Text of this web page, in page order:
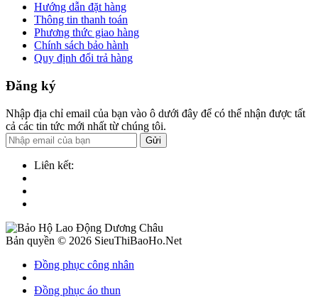
Hướng dẫn đặt hàng
Thông tin thanh toán
Phương thức giao hàng
Chính sách bảo hành
Quy định đổi trả hàng
Đăng ký
Nhập địa chỉ email của bạn vào ô dưới đây để có thể nhận được tất
cả các tin tức mới nhất từ chúng tôi.
Gửi
Liên kết:
Bản quyền © 2026 SieuThiBaoHo.Net
Đồng phục công nhân
Đồng phục áo thun